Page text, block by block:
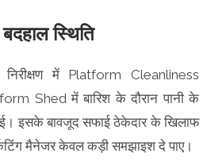
स्थिति
में Platform Cleanliness
Shed में बारिश के दौरान पानी के
इसके बावजूद सफाई ठेकेदार के खिलाफ
मैनेजर केवल कड़ी समझाइश दे पाए।